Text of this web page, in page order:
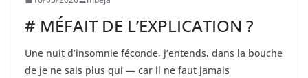
# MÉFAIT DE L’EXPLICATION ?
Une nuit d’insomnie féconde, j’entends, dans la bouche
de je ne sais plus qui — car il ne faut jamais